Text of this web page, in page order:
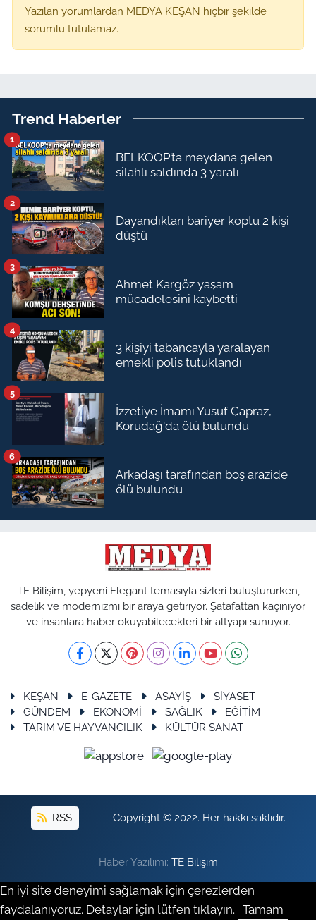
Yazılan yorumlardan MEDYA KEŞAN hiçbir şekilde
sorumlu tutulamaz.
Trend Haberler
BELKOOP’ta meydana gelen
silahlı saldırıda 3 yaralı
1
Dayandıkları bariyer koptu 2 kişi
düştü
2
Ahmet Kargöz yaşam
mücadelesini kaybetti
3
3 kişiyi tabancayla yaralayan
emekli polis tutuklandı
4
İzzetiye İmamı Yusuf Çapraz,
Korudağ'da ölü bulundu
5
Arkadaşı tarafından boş arazide
ölü bulundu
6
TE Bilişim, yepyeni Elegant temasıyla sizleri buluştururken,
sadelik ve modernizmi bir araya getiriyor. Şatafattan kaçınıyor
ve insanlara haber okuyabilecekleri bir altyapı sunuyor.
KEŞAN E-GAZETE ASAYİŞ
SİYASET
GÜNDEM
EKONOMİ SAĞLIK
EĞİTİM
TARIM VE HAYVANCILIK
KÜLTÜR SANAT
RSS Copyright © 2022. Her hakkı saklıdır.
Haber Yazılımı: TE Bilişim
En iyi site deneyimi sağlamak için çerezlerden
faydalanıyoruz. Detaylar için lütfen tıklayın. Tamam